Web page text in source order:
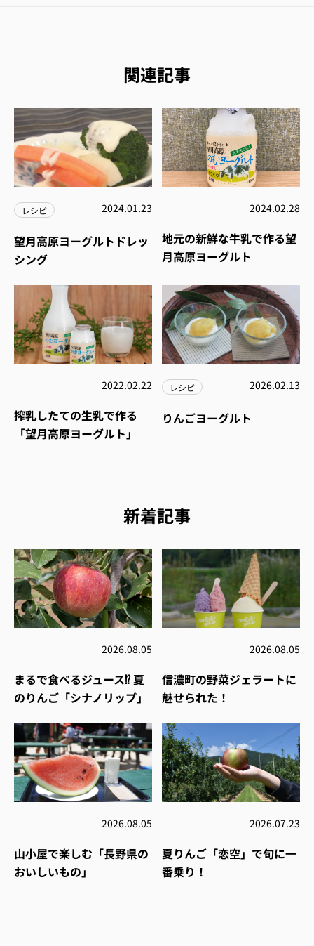
関連記事
レシピ 2024.01.23
望月高原ヨーグルトドレッ
シング
2024.02.28
地元の新鮮な牛乳で作る望
月高原ヨーグルト
2022.02.22
搾乳したての生乳で作る
「望月高原ヨーグルト」
レシピ 2026.02.13
りんごヨーグルト
新着記事
2026.08.05
まるで食べるジュース⁉︎ 夏
のりんご「シナノリップ」
2026.08.05
信濃町の野菜ジェラートに
魅せられた！
2026.08.05
山小屋で楽しむ「長野県の
おいしいもの」
2026.07.23
夏りんご「恋空」で旬に一
番乗り！